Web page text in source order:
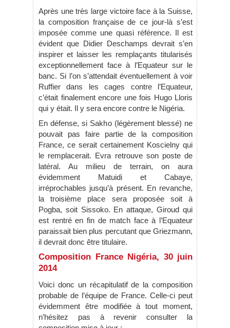
Après une très large victoire face à la Suisse,
la composition française de ce jour-là s’est
imposée comme une quasi référence. Il est
évident que Didier Deschamps devrait s’en
inspirer et laisser les remplaçants titularisés
exceptionnellement face à l’Equateur sur le
banc. Si l’on s’attendait éventuellement à voir
Ruffier dans les cages contre l’Equateur,
c’était finalement encore une fois Hugo Lloris
qui y était. Il y sera encore contre le Nigéria.
En défense, si Sakho (légèrement blessé) ne
pouvait pas faire partie de la composition
France, ce serait certainement Koscielny qui
le remplacerait. Evra retrouve son poste de
latéral. Au milieu de terrain, on aura
évidemment Matuidi et Cabaye,
irréprochables jusqu’à présent. En revanche,
la troisième place sera proposée soit à
Pogba, soit Sissoko. En attaque, Giroud qui
est rentré en fin de match face à l’Equateur
paraissait bien plus percutant que Griezmann,
il devrait donc être titulaire.
Composition France Nigéria, 30 juin
2014
Voici donc un récapitulatif de la composition
probable de l’équipe de France. Celle-ci peut
évidemment être modifiée à tout moment,
n’hésitez pas à revenir consulter la